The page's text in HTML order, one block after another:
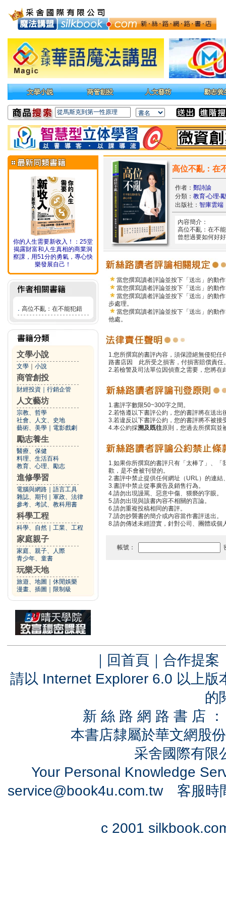
你的人生需要新收入！：25堂
揭露財富和人生真相的商業洞
察課，用51分的勇氣，專心快
樂發展自己！
． 高位不亂：在不能犯錯
文學小說
文學 小說
商管創投
財經投資 行銷企管
人文藝坊
宗教、哲學
社會、人文、史地
藝術、美學
電影戲劇
勵志養生
醫療、保健
料理、生活百科
教育、心理、勵志
進修學習
電腦與網路
語言工具
雜誌、期刊
軍政、法律
參考、考試、教科用書
科學工程
科學、自然 工業、工程
家庭親子
家庭、親子、人際
青少年、童書
玩樂天地
旅遊、地圖
休閒娛樂
漫畫、插圖
限制級
高位不亂：在
作者： 鄭詩諭
分類： 教育‧心理‧
出版社： 智庫雲端
內容簡介：
高位不亂：在不
曾想過要如何好
當您撰寫讀者評論並按下「送出」的動
當您撰寫讀者評論並按下「送出」的動
當您撰寫讀者評論並按下「送出」的動
步處理。
當您撰寫讀者評論並按下「送出」的動
他處。
1.您所撰寫的書評內容，須保證絕無侵犯
路書店因 此所受之損害，付損害賠償責任
2.若檢警及司法單位因偵查之需要，您將
1.書評字數限50~300字之間。
2.若恪遵以下書評公約，您的書評將在送
3.若違反以下書評公約，您的書評將不被接
4.本公約採溯及既往原則，您過去所撰寫並
1.如果你所撰寫的書評只有「太棒了」、
歡，是不會被刊登的。
2.書評中禁止提供任何網址（URL）的連結
3.書評中禁止從事廣告及銷售行為。
4.請勿出現謾罵、惡意中傷、猥褻的字眼。
5.請勿出現與該書內容不相關的言論。
6.請勿重複投稿相同的書評。
7.請勿抄襲書的簡介或內容當作書評送出。
8.請勿傳述未經證實，針對公司、團體或個
帳號：
｜ 回首頁 ｜ 合作提案
請以 Internet Explorer 6.0 以上
的
新 絲 路 網 路 書 店
本書店隸屬於華文網股
采舍國際有
Your Personal Knowledge
service@book4u.com.tw客服時
c 2001